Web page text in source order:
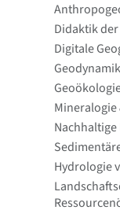
Didaktik
Digitale
Geodynamik
Mineralogie
Hydrologie